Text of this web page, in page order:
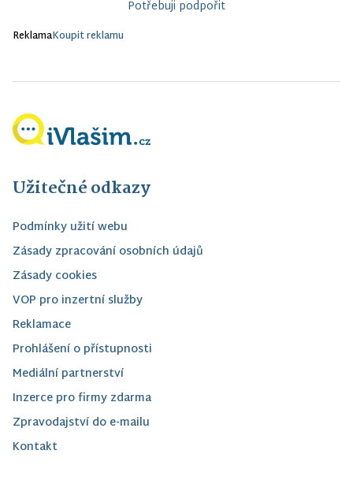
Potřebuji podpořit
ReklamaKoupit reklamu
Užitečné odkazy
Podmínky užití webu
Zásady zpracování osobních údajů
Zásady cookies
VOP pro inzertní služby
Reklamace
Prohlášení o přístupnosti
Mediální partnerství
Inzerce pro firmy zdarma
Zpravodajství do e-mailu
Kontakt